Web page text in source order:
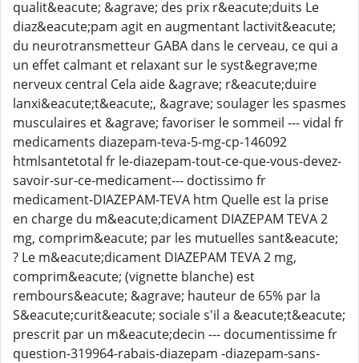
qualit&eacute; &agrave; des prix r&eacute;duits Le
diaz&eacute;pam agit en augmentant lactivit&eacute;
du neurotransmetteur GABA dans le cerveau, ce qui a
un effet calmant et relaxant sur le syst&egrave;me
nerveux central Cela aide &agrave; r&eacute;duire
lanxi&eacute;t&eacute;, &agrave; soulager les spasmes
musculaires et &agrave; favoriser le sommeil --- vidal fr
medicaments diazepam-teva-5-mg-cp-146092
htmlsantetotal fr le-diazepam-tout-ce-que-vous-devez-
savoir-sur-ce-medicament--- doctissimo fr
medicament-DIAZEPAM-TEVA htm Quelle est la prise
en charge du m&eacute;dicament DIAZEPAM TEVA 2
mg, comprim&eacute; par les mutuelles sant&eacute;
? Le m&eacute;dicament DIAZEPAM TEVA 2 mg,
comprim&eacute; (vignette blanche) est
rembours&eacute; &agrave; hauteur de 65% par la
S&eacute;curit&eacute; sociale s'il a &eacute;t&eacute;
prescrit par un m&eacute;decin --- documentissime fr
question-319964-rabais-diazepam -diazepam-sans-